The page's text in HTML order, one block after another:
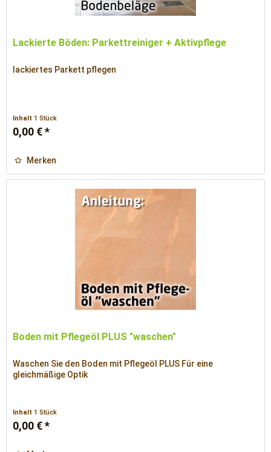
Lackierte Böden: Parkettreiniger + Aktivpflege
lackiertes Parkett pflegen
Inhalt1 Stück
0,00 € *
Merken
Boden mit Pflegeöl PLUS "waschen"
Waschen Sie den Boden mit Pflegeöl PLUS Für eine
gleichmäßige Optik
Inhalt1 Stück
0,00 € *